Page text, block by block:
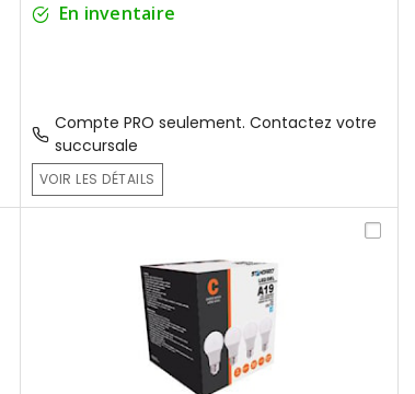
En inventaire
Compte PRO seulement. Contactez votre
succursale
VOIR LES DÉTAILS